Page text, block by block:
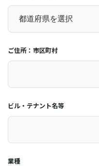
ご住所：市区町村
ビル・テナント名等
業種